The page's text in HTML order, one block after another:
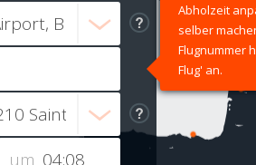
Abholzeit
selber
Flugnummer
Flug' an.
um